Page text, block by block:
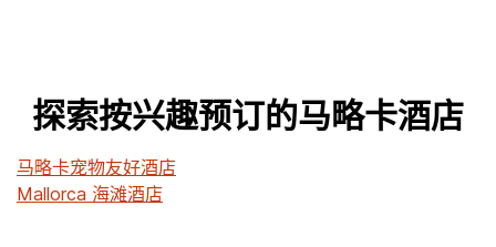
探索按兴趣预订的马略卡酒店
马略卡宠物友好酒店
Mallorca 海滩酒店